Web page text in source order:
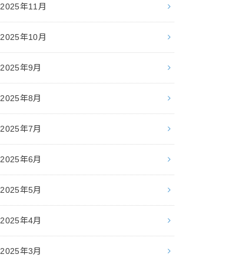
2025年11月
2025年10月
2025年9月
2025年8月
2025年7月
2025年6月
2025年5月
2025年4月
2025年3月